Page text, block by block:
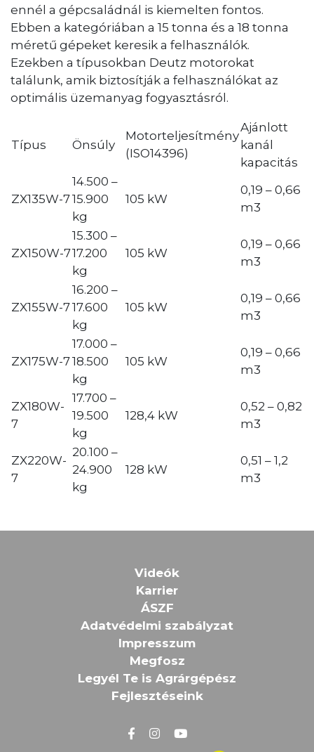
ennél a gépcsaládnál is kiemelten fontos.
Ebben a kategóriában a 15 tonna és a 18 tonna
méretű gépeket keresik a felhasználók.
Ezekben a típusokban Deutz motorokat
találunk, amik biztosítják a felhasználókat az
optimális üzemanyag fogyasztásról.
Típus Önsúly
Motorteljesítmény
(ISO14396)
Ajánlott
kanál
kapacitás
ZX135W-7
14.500 –
15.900
kg
105 kW
0,19 – 0,66
m3
ZX150W-7
15.300 –
17.200
kg
105 kW
0,19 – 0,66
m3
ZX155W-7
16.200 –
17.600
kg
105 kW
0,19 – 0,66
m3
ZX175W-7
17.000 –
18.500
kg
105 kW
0,19 – 0,66
m3
ZX180W-
7
17.700 –
19.500
kg
128,4 kW
0,52 – 0,82
m3
ZX220W-
7
20.100 –
24.900
kg
128 kW
0,51 – 1,2
m3
Videók
Karrier
ÁSZF
Adatvédelmi szabályzat
Impresszum
Megfosz
Legyél Te is Agrárgépész
Fejlesztéseink